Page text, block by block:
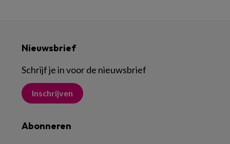
Nieuwsbrief
Schrijf je in voor de nieuwsbrief
Inschrijven
Abonneren